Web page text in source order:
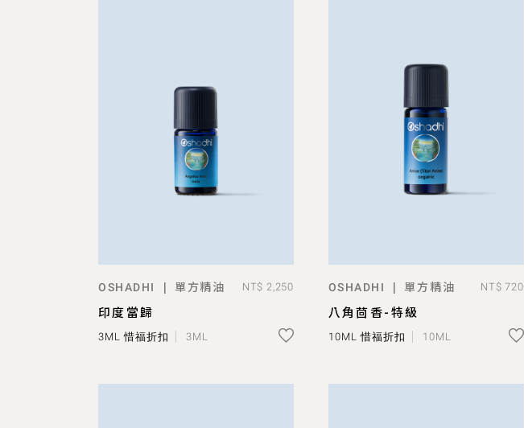
ADD TO BAG
OSHADHI | 單方精油 NT$ 2,250
印度當歸
3ML 惜福折扣 3ML
ADD TO BAG
OSHADHI | 單方精油 NT$ 720
八角茴香-特級
10ML 惜福折扣 10ML